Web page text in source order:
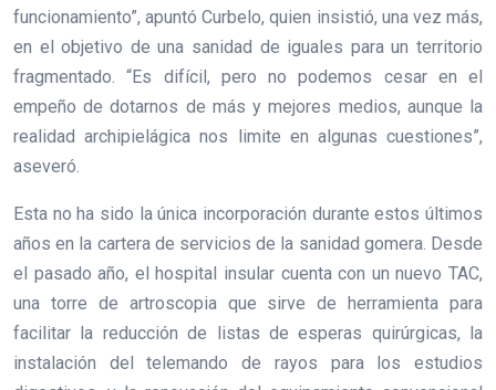
funcionamiento”, apuntó Curbelo, quien insistió, una vez más,
en el objetivo de una sanidad de iguales para un territorio
fragmentado. “Es difícil, pero no podemos cesar en el
empeño de dotarnos de más y mejores medios, aunque la
realidad archipielágica nos limite en algunas cuestiones”,
aseveró.
Esta no ha sido la única incorporación durante estos últimos
años en la cartera de servicios de la sanidad gomera. Desde
el pasado año, el hospital insular cuenta con un nuevo TAC,
una torre de artroscopia que sirve de herramienta para
facilitar la reducción de listas de esperas quirúrgicas, la
instalación del telemando de rayos para los estudios